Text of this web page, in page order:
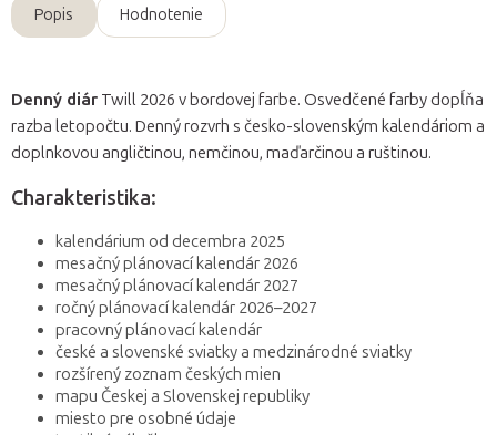
Popis Hodnotenie
Denný diár Twill 2026 v bordovej farbe. Osvedčené farby dopĺňa
razba letopočtu. Denný rozvrh s česko-slovenským kalendáriom a
doplnkovou angličtinou, nemčinou, maďarčinou a ruštinou.
Charakteristika:
kalendárium od decembra 2025
mesačný plánovací kalendár 2026
mesačný plánovací kalendár 2027
ročný plánovací kalendár 2026–2027
pracovný plánovací kalendár
české a slovenské sviatky a medzinárodné sviatky
rozšírený zoznam českých mien
mapu Českej a Slovenskej republiky
miesto pre osobné údaje